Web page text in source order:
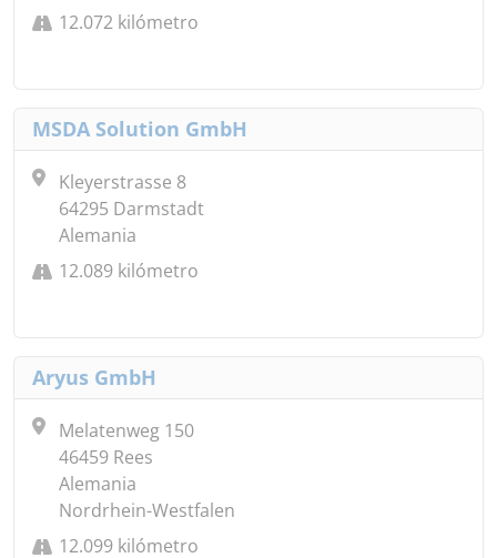
12.072 kilómetro
MSDA Solution GmbH
Kleyerstrasse 8
64295 Darmstadt
Alemania
12.089 kilómetro
Aryus GmbH
Melatenweg 150
46459 Rees
Alemania
Nordrhein-Westfalen
12.099 kilómetro